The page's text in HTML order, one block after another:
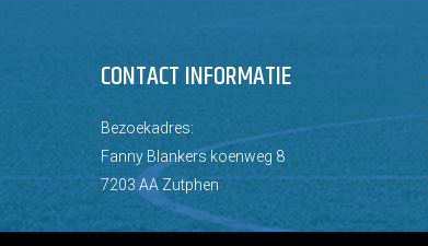
CONTACT INFORMATIE
Bezoekadres:
Fanny Blankers koenweg 8
7203 AA Zutphen